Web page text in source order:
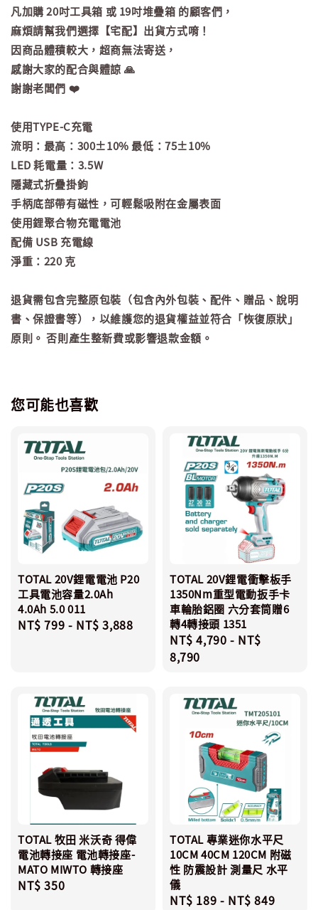
凡加購 20吋工具箱 或 19吋堆疊箱 的顧客們，
麻煩請幫我們選擇【宅配】出貨方式唷！
因商品體積較大，超商無法寄送，
感謝大家的配合與體諒 🙏
謝謝老闆們 ❤️
使用TYPE-C充電
流明：最高：300±10% 最低：75±10%
LED 耗電量：3.5W
隱藏式折疊掛鉤
手柄底部帶有磁性，可輕鬆吸附在金屬表面
使用鋰聚合物充電電池
配備 USB 充電線
淨重：220 克
退貨需包含完整原包裝（包含內外包裝、配件、贈品、說明
書、保證書等），以維護您的退貨權益並符合「恢復原狀」
原則。 否則產生整新費或影響退款金額。
您可能也喜歡
TOTAL 20V鋰電電池 P20
工具電池容量2.0Ah
4.0Ah 5.0 011
Regular
NT$ 799 - NT$ 3,888
TOTAL 20V鋰電衝擊板手
1350Nm重型電動扳手卡
車輪胎鋁圈 六分套筒贈6
轉4轉接頭 1351
Regular
price
NT$ 4,790 - NT$
8,790
TOTAL 牧田 米沃奇 得偉
電池轉接座 電池轉接座-
MATO MIWTO 轉接座
Regular
NT$ 350
TOTAL 專業迷你水平尺
10CM 40CM 120CM 附磁
性 防震設計 測量尺 水平
儀
Regular
NT$ 189 - NT$ 849